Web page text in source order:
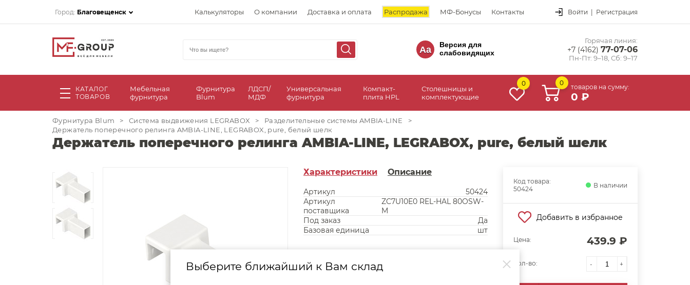
Город: Благовещенск Калькуляторы О компании Доставка и оплата Распродажа МФ-Бонусы Контакты Войти | Регистрация
Aa
Версия для
слабовидящих
Горячая линия:
+7 (4162) 77-07-06
Пн-Пт: 9–18, Сб: 9–17
КАТАЛОГ
ТОВАРОВ
Мебельная
фурнитура
Фурнитура
Blum
ЛДСП/
МДФ
Универсальная
фурнитура
Компакт-
плита HPL
Столешницы и
комплектующие
0 0
товаров на сумму:
0 ₽
Выберите ближайший к Вам склад
Фурнитура Blum > Система выдвижения LEGRABOX > Разделительные системы AMBIA-LINE
>
Держатель поперечного релинга AMBIA-LINE, LEGRABOX, pure, белый шелк
Держатель поперечного релинга AMBIA-LINE, LEGRABOX, pure, белый шелк
Характеристики Описание
Артикул
50424
Артикул
поставщика
ZC7U10E0 REL-HAL 80OSW-
M
Под заказ
Да
Базовая единица
шт
Код товара:
50424
В наличии
Добавить в избранное
Цена: 439.9 ₽
Кол-во: - +